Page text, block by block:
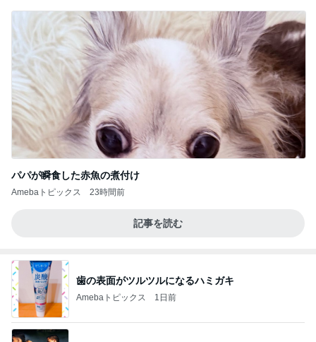
パパが瞬食した赤魚の煮付け
Amebaトピックス 23時間前
記事を読む
歯の表面がツルツルになるハミガキ
Amebaトピックス 1日前